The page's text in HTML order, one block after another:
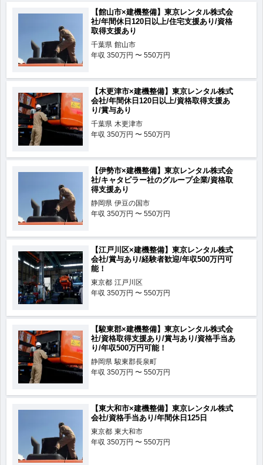
【館山市×建機整備】東京レンタル株式会
社/年間休日120日以上/住宅支援あり/資格
取得支援あり
千葉県 館山市
年収 350万円 〜 550万円
【木更津市×建機整備】東京レンタル株式
会社/年間休日120日以上/資格取得支援あ
り/賞与あり
千葉県 木更津市
年収 350万円 〜 550万円
【伊勢市×建機整備】東京レンタル株式会
社/キャタピラー社のグループ企業/資格取
得支援あり
静岡県 伊豆の国市
年収 350万円 〜 550万円
【江戸川区×建機整備】東京レンタル株式
会社/賞与あり/経験者歓迎/年収500万円可
能！
東京都 江戸川区
年収 350万円 〜 550万円
【駿東郡×建機整備】東京レンタル株式会
社/資格取得支援あり/賞与あり/資格手当あ
り/年収500万円可能！
静岡県 駿東郡長泉町
年収 350万円 〜 550万円
【東大和市×建機整備】東京レンタル株式
会社/資格手当あり/年間休日125日
東京都 東大和市
年収 350万円 〜 550万円